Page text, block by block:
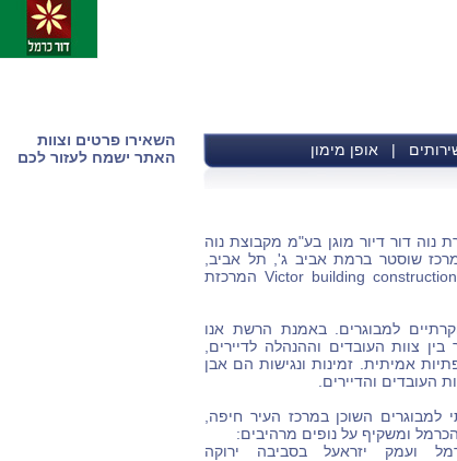
| אופן מימון
נוה דור דיור מוגן בע"מ מקבוצת נוה
שוסטר ברמת אביב ג', תל אביב,
קאנטרי קלאב גבעתיים ן- Victor building construction המרכזת
למבוגרים. באמנת הרשת אנו
צוות העובדים וההנהלה לדיירים,
אמיתית. זמינות ונגישות הם אבן
העובדים והדיירים.
למבוגרים השוכן במרכז העיר חיפה,
ומשקיף על נופים מרהיבים:
ועמק יזראעל בסביבה ירוקה
השאירו פרטים וצוות
האתר ישמח לעזור לכם